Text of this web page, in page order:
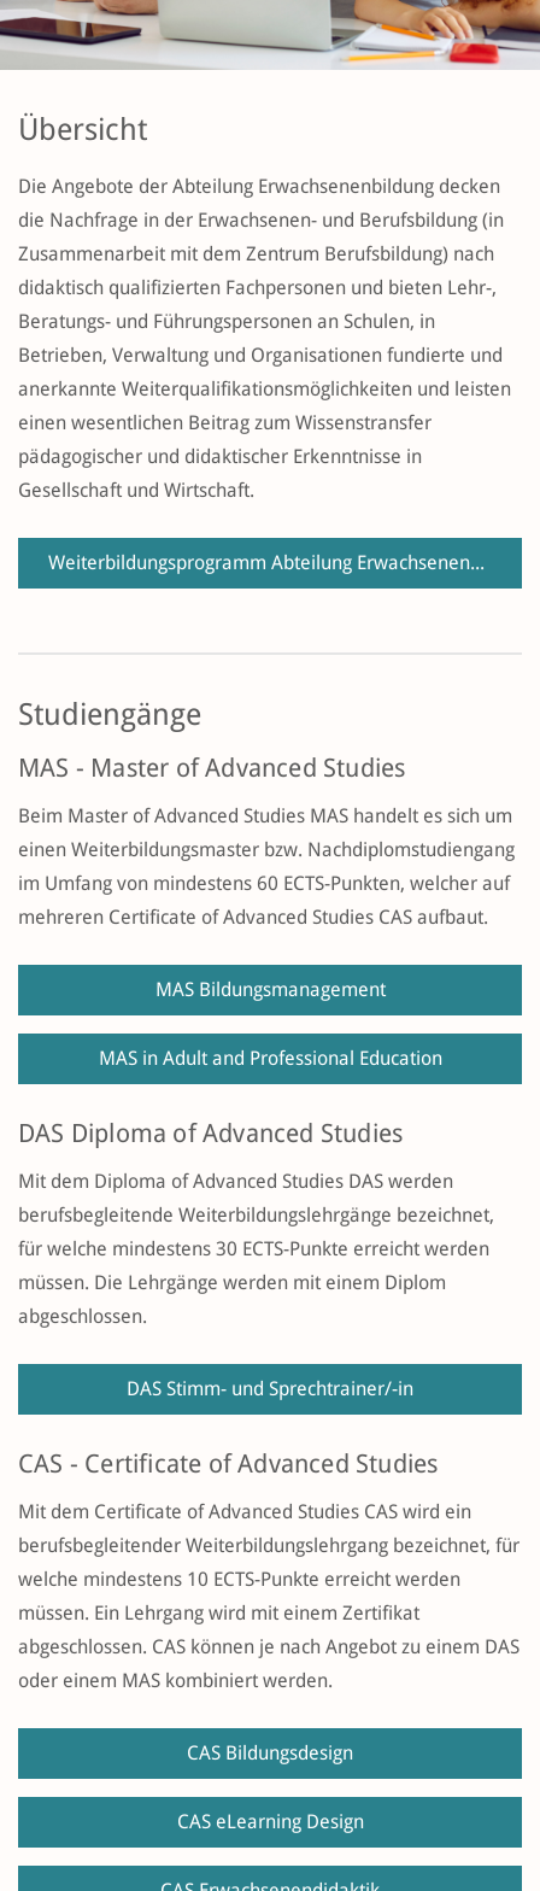
Übersicht
Die Angebote der Abteilung Erwachsenenbildung decken
die Nachfrage in der Erwachsenen- und Berufsbildung (in
Zusammenarbeit mit dem Zentrum Berufsbildung) nach
didaktisch qualifizierten Fachpersonen und bieten Lehr-,
Beratungs- und Führungspersonen an Schulen, in
Betrieben, Verwaltung und Organisationen fundierte und
anerkannte Weiterqualifikationsmöglichkeiten und leisten
einen wesentlichen Beitrag zum Wissenstransfer
pädagogischer und didaktischer Erkenntnisse in
Gesellschaft und Wirtschaft.
Weiterbildungsprogramm Abteilung Erwachsenenbildung 2026 / 2027
Studiengänge
MAS - Master of Advanced Studies
Beim Master of Advanced Studies MAS handelt es sich um
einen Weiterbildungsmaster bzw. Nachdiplomstudiengang
im Umfang von mindestens 60 ECTS-Punkten, welcher auf
mehreren Certificate of Advanced Studies CAS aufbaut.
MAS Bildungsmanagement
MAS in Adult and Professional Education
DAS Diploma of Advanced Studies
Mit dem Diploma of Advanced Studies DAS werden
berufsbegleitende Weiterbildungslehrgänge bezeichnet,
für welche mindestens 30 ECTS-Punkte erreicht werden
müssen. Die Lehrgänge werden mit einem Diplom
abgeschlossen.
DAS Stimm- und Sprechtrainer/-in
CAS - Certificate of Advanced Studies
Mit dem Certificate of Advanced Studies CAS wird ein
berufsbegleitender Weiterbildungslehrgang bezeichnet, für
welche mindestens 10 ECTS-Punkte erreicht werden
müssen. Ein Lehrgang wird mit einem Zertifikat
abgeschlossen. CAS können je nach Angebot zu einem DAS
oder einem MAS kombiniert werden.
CAS Bildungsdesign
CAS eLearning Design